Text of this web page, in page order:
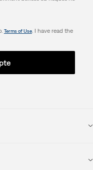
Terms of Use. I have read the